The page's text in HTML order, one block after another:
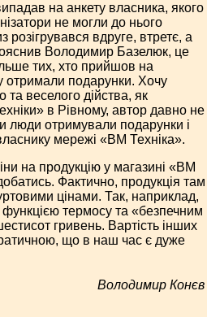
на анкету власника, якого
не могли до нього
розігрувався вдруге, втретє, а
Володимир Базелюк, це
тих, хто прийшов на
отримали подарунки. Хочу
та веселого дійства, як
в Рівному, автор давно не
люди отримували подарунки і
мережі «ВМ Техніка».
на продукцію у магазині «ВМ
Фактично, продукція там
цінами. Так, наприклад,
термосу та «безпечним
гривень. Вартість інших
що в наш час є дуже
Володимир Конєв